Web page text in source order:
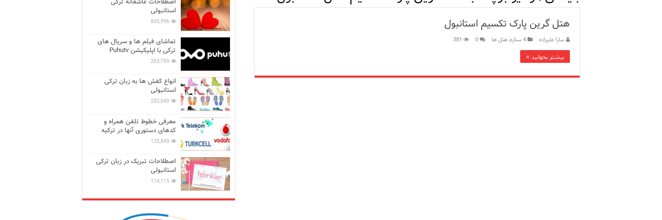
هتل گرین پارک تکسیم استانبول
سارا علیزاده 4 ستاره ,هتل ها 0
381
بیشتر بخوانید »
استانبولی
805,996
تماشای فیلم ها و سریال های
ترکی با اپلیکیشن Puhutv
263,790
انواع کفش ها به زبان ترکی
استانبولی
202,040
معرفی خطوط تلفن همراه و
کدهای دستوری آنها در ترکیه
125,849
اصطلاحات تبریک در زبان ترکی
استانبولی
114,115